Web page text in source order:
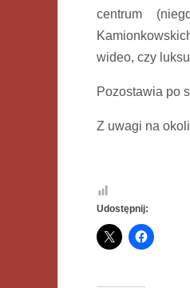
centrum
wideo, czy
Pozostawia po
Z uwagi na
Udostępnij: